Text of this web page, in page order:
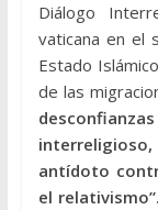
Diálogo
vaticana en el
Estado
de las
antídoto
el relativismo”.